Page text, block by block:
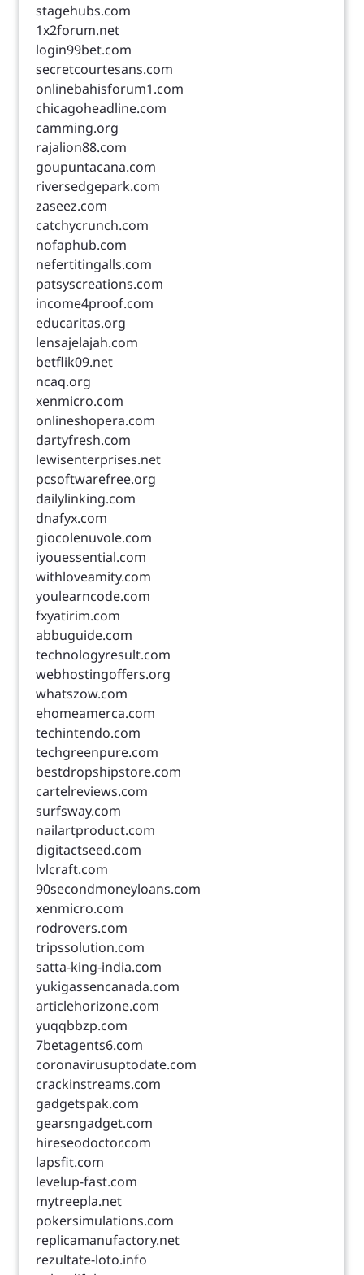
stagehubs.com
1x2forum.net
login99bet.com
secretcourtesans.com
onlinebahisforum1.com
chicagoheadline.com
camming.org
rajalion88.com
goupuntacana.com
riversedgepark.com
zaseez.com
catchycrunch.com
nofaphub.com
nefertitingalls.com
patsyscreations.com
income4proof.com
educaritas.org
lensajelajah.com
betflik09.net
ncaq.org
xenmicro.com
onlineshopera.com
dartyfresh.com
lewisenterprises.net
pcsoftwarefree.org
dailylinking.com
dnafyx.com
giocolenuvole.com
iyouessential.com
withloveamity.com
youlearncode.com
fxyatirim.com
abbuguide.com
technologyresult.com
webhostingoffers.org
whatszow.com
ehomeamerca.com
techintendo.com
techgreenpure.com
bestdropshipstore.com
cartelreviews.com
surfsway.com
nailartproduct.com
digitactseed.com
lvlcraft.com
90secondmoneyloans.com
xenmicro.com
rodrovers.com
tripssolution.com
satta-king-india.com
yukigassencanada.com
articlehorizone.com
yuqqbbzp.com
7betagents6.com
coronavirusuptodate.com
crackinstreams.com
gadgetspak.com
gearsngadget.com
hireseodoctor.com
lapsfit.com
levelup-fast.com
mytreepla.net
pokersimulations.com
replicamanufactory.net
rezultate-loto.info